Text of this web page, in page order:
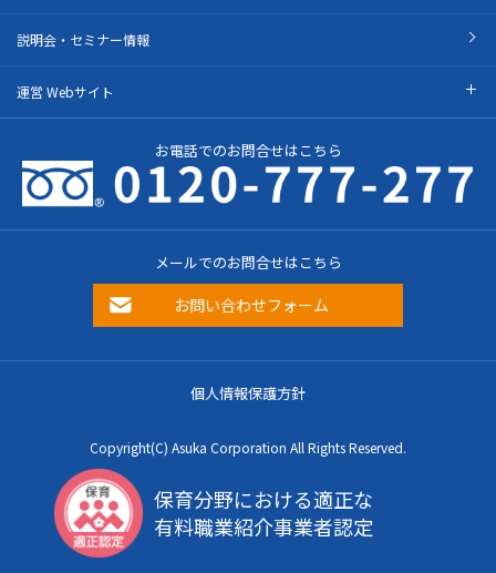
説明会・セミナー情報
運営 Webサイト
お電話でのお問合せはこちら
メールでのお問合せはこちら
お問い合わせフォーム
個人情報保護方針
Copyright(C) Asuka Corporation All Rights Reserved.
保育分野における適正な
有料職業紹介事業者認定